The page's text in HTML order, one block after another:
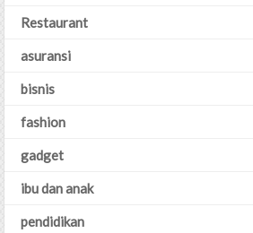
Restaurant
asuransi
bisnis
fashion
gadget
ibu dan anak
pendidikan